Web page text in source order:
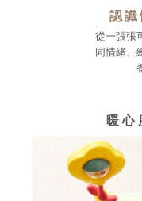
認
從一張張
同情緒、
暖 心